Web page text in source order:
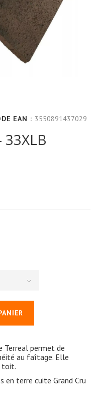
EAN : 3550891437029
Terreal permet de
au faîtage. Elle
toit.
terre cuite Grand Cru